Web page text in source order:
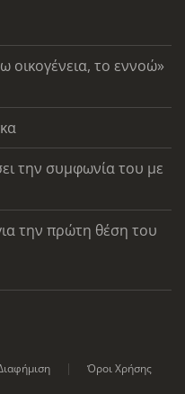
οικογένεια, το εννοώ»
την συμφωνία του με
την πρώτη θέση του
Όροι Χρήσης